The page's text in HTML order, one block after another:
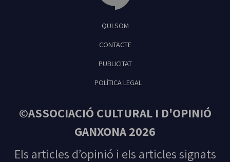
Feliu de Guíxols
QUI SOM
CONTACTE
PUBLICITAT
POLÍTICA LEGAL
©ASSOCIACIÓ CULTURAL I D'OPINIÓ
GANXONA 2026
Els articles d’opinió i els articles signats